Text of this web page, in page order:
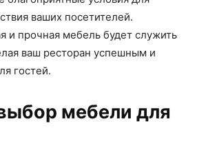
ваших посетителей.
и прочная мебель будет служить
ваш ресторан успешным и
гостей.
мебели для